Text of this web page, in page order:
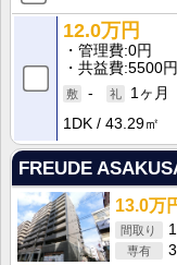
12.0万円
管理費 0円
共益費 5500円
-
1ヶ月
1DK
43.29㎡
FREUDE
13.0万